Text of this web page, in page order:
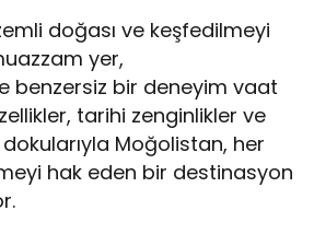
doğası ve keşfedilmeyi
yer,
benzersiz bir deneyim vaat
tarihi zenginlikler ve
Moğolistan, her
hak eden bir destinasyon